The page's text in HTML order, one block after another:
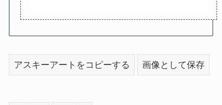
アスキーアートをコピーする 画像として保存